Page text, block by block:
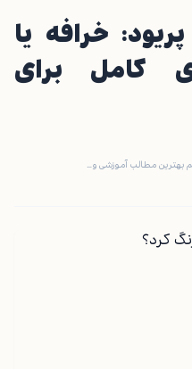
خرافه یا
کامل برای
بهترین مطالب آموزشی و…